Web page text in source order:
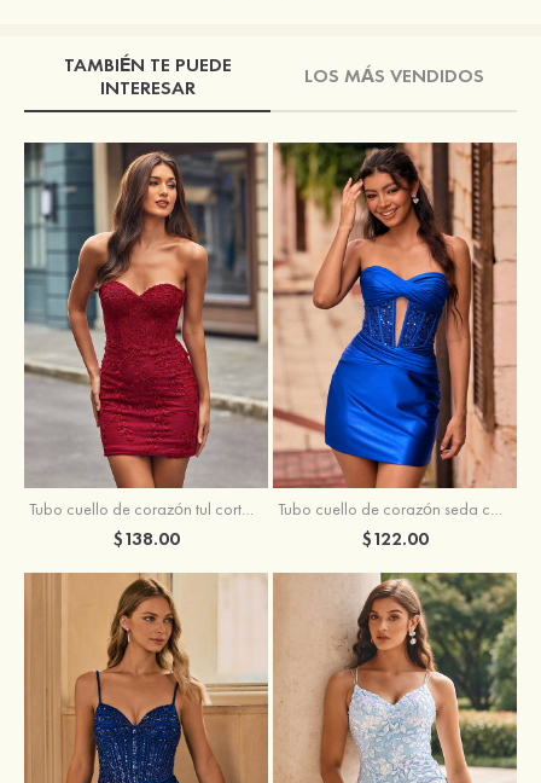
TAMBIÉN TE PUEDE
INTERESAR
LOS MÁS VENDIDOS
Tubo cuello de corazón tul corto/mini vestido para homecoming
$138.00
Tubo cuello de corazón seda como el satén corto vestido para homecoming
$122.00